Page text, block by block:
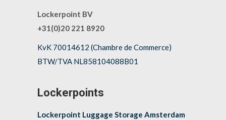
Lockerpoint BV
+31(0)20 221 8920
KvK 70014612 (Chambre de Commerce)
BTW/TVA NL858104088B01
Lockerpoints
Lockerpoint Luggage Storage Amsterdam